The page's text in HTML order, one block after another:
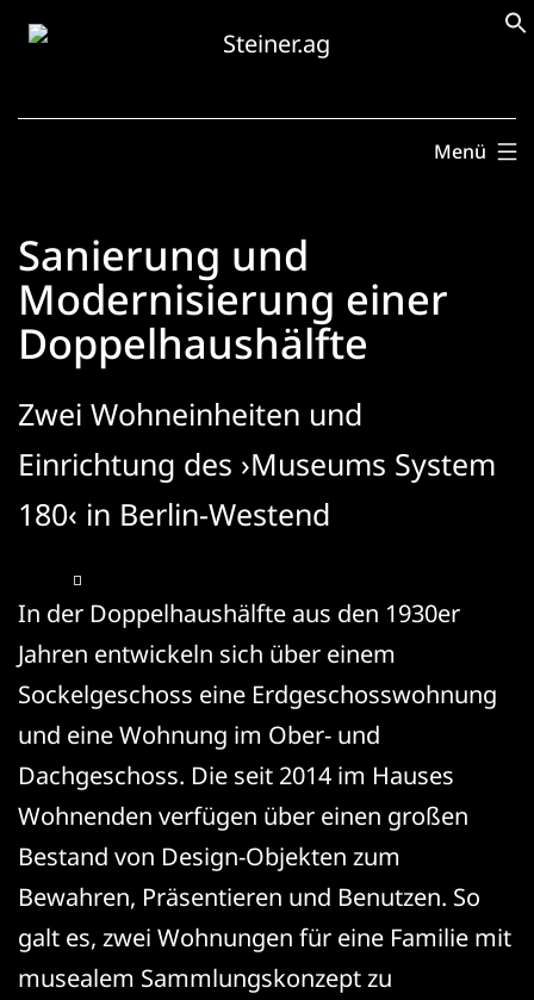
Zum
Menü
Sanierung und
Modernisierung einer
Doppelhaushälfte
Zwei Wohneinheiten und
Einrichtung des ›Museums System
180‹ in Berlin-Westend
In der Doppelhaushälfte aus den 1930er
Jahren entwickeln sich über einem
Sockelgeschoss eine Erdgeschosswohnung
und eine Wohnung im Ober- und
Dachgeschoss. Die seit 2014 im Hauses
Wohnenden verfügen über einen großen
Bestand von Design-Objekten zum
Bewahren, Präsentieren und Benutzen. So
galt es, zwei Wohnungen für eine Familie mit
musealem Sammlungskonzept zu